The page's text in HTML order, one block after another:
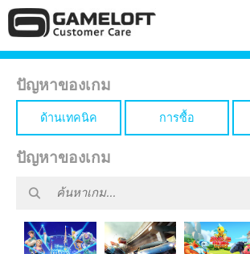
ปัญหาของเกม
ด้านเทคนิค การซื้อ
ปัญหาของเกม